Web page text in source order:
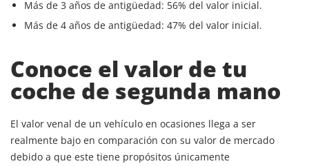
Más de 3 años de antigüedad: 56% del valor inicial.
Más de 4 años de antigüedad: 47% del valor inicial.
Conoce el valor de tu
coche de segunda mano
El valor venal de un vehículo en ocasiones llega a ser
realmente bajo en comparación con su valor de mercado
debido a que este tiene propósitos únicamente